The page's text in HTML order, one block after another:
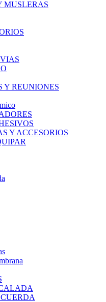
MUSLERAS
Y REUNIONES
Y ACCESORIOS